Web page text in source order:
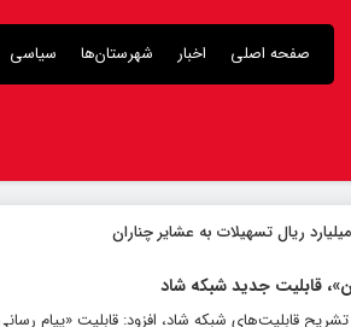
صفحه اصلی اخبار شهرستان‌ها سیاسی
قابلیت جدید شبکه شاد
قابلیت‌های شبکه شاد، افزود: قابلیت «پیام